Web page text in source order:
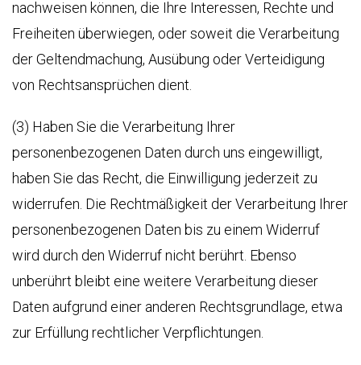
nachweisen können, die Ihre Interessen, Rechte und
Freiheiten überwiegen, oder soweit die Verarbeitung
der Geltendmachung, Ausübung oder Verteidigung
von Rechtsansprüchen dient.
(3) Haben Sie die Verarbeitung Ihrer
personenbezogenen Daten durch uns eingewilligt,
haben Sie das Recht, die Einwilligung jederzeit zu
widerrufen. Die Rechtmäßigkeit der Verarbeitung Ihrer
personenbezogenen Daten bis zu einem Widerruf
wird durch den Widerruf nicht berührt. Ebenso
unberührt bleibt eine weitere Verarbeitung dieser
Daten aufgrund einer anderen Rechtsgrundlage, etwa
zur Erfüllung rechtlicher Verpflichtungen.